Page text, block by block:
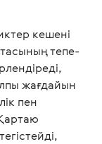
кешені
тепе-
жағдайын
пен